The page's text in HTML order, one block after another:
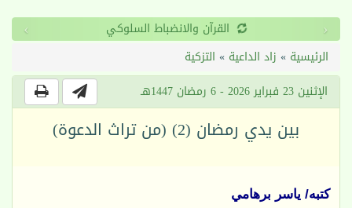
القرآن والانضباط السلوكي ‹
›
الرئيسية » زاد الداعية » التزكية
الإثنين 23 فبراير 2026 - 6 رمضان 1447هـ
بين يدي رمضان (2) (من تراث الدعوة)
كتبه/ ياسر برهامي